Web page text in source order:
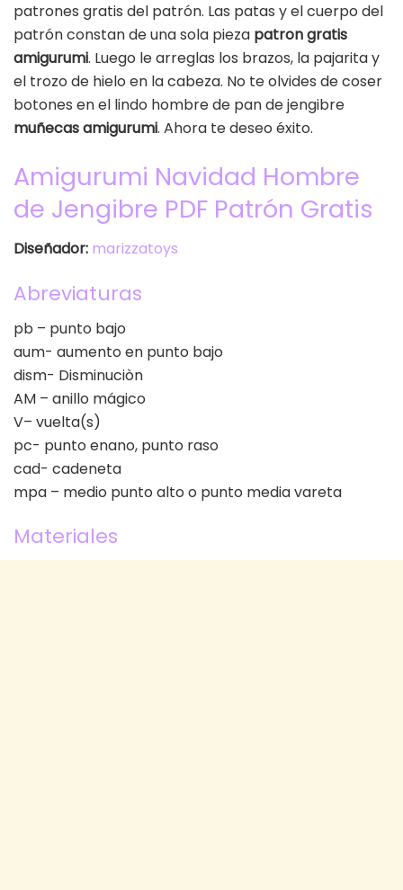
patrones gratis del patrón. Las patas y el cuerpo del
patrón constan de una sola pieza patron gratis
amigurumi. Luego le arreglas los brazos, la pajarita y
el trozo de hielo en la cabeza. No te olvides de coser
botones en el lindo hombre de pan de jengibre
muñecas amigurumi. Ahora te deseo éxito.
Amigurumi Navidad Hombre
de Jengibre PDF Patrón Gratis
Diseñador: marizzatoys
Abreviaturas
pb – punto bajo
aum- aumento en punto bajo
dism- Disminuciòn
AM – anillo mágico
V– vuelta(s)
pc- punto enano, punto raso
cad- cadeneta
mpa – medio punto alto o punto media vareta
Materiales